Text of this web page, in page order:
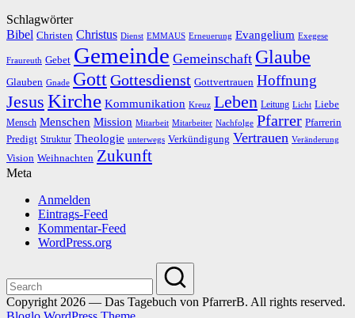
Schlagwörter
Bibel Christen Christus Dienst EMMAUS Erneuerung Evangelium Exegese
Fraureuth Gebet Gemeinde Gemeinschaft Glaube
Glauben Gnade GottGottesdienst Gottvertrauen Hoffnung
Jesus Kirche Kommunikation Kreuz Leben Leitung Licht Liebe
Mensch Menschen Mission Mitarbeit Mitarbeiter Nachfolge Pfarrer Pfarrerin
Predigt Struktur Theologie unterwegs Verkündigung Vertrauen Veränderung
Vision Weihnachten Zukunft
Meta
Anmelden
Eintrags-Feed
Kommentar-Feed
WordPress.org
Copyright 2026 — Das Tagebuch von PfarrerB. All rights reserved.